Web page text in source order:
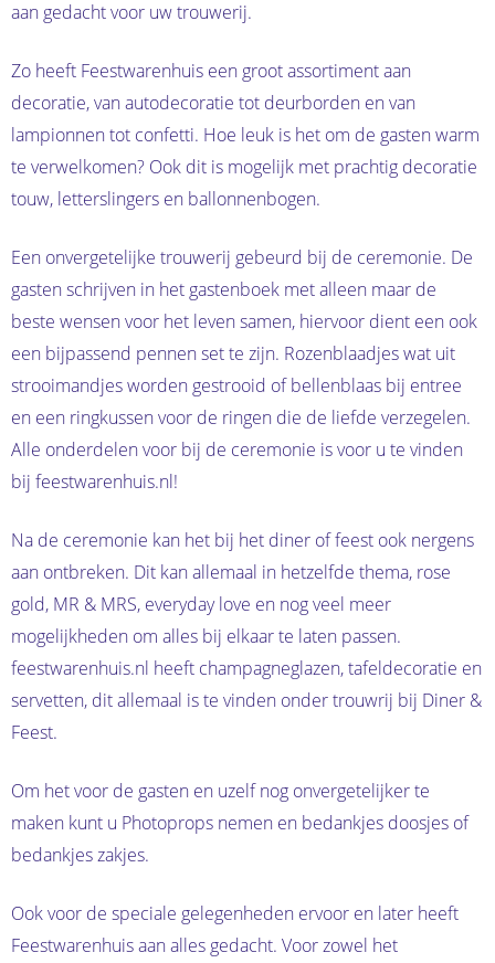
aan gedacht voor uw trouwerij.
Zo heeft Feestwarenhuis een groot assortiment aan
decoratie, van autodecoratie tot deurborden en van
lampionnen tot confetti. Hoe leuk is het om de gasten warm
te verwelkomen? Ook dit is mogelijk met prachtig decoratie
touw, letterslingers en ballonnenbogen.
Een onvergetelijke trouwerij gebeurd bij de ceremonie. De
gasten schrijven in het gastenboek met alleen maar de
beste wensen voor het leven samen, hiervoor dient een ook
een bijpassend pennen set te zijn. Rozenblaadjes wat uit
strooimandjes worden gestrooid of bellenblaas bij entree
en een ringkussen voor de ringen die de liefde verzegelen.
Alle onderdelen voor bij de ceremonie is voor u te vinden
bij feestwarenhuis.nl!
Na de ceremonie kan het bij het diner of feest ook nergens
aan ontbreken. Dit kan allemaal in hetzelfde thema, rose
gold, MR & MRS, everyday love en nog veel meer
mogelijkheden om alles bij elkaar te laten passen.
feestwarenhuis.nl heeft champagneglazen, tafeldecoratie en
servetten, dit allemaal is te vinden onder trouwrij bij Diner &
Feest.
Om het voor de gasten en uzelf nog onvergetelijker te
maken kunt u Photoprops nemen en bedankjes doosjes of
bedankjes zakjes.
Ook voor de speciale gelegenheden ervoor en later heeft
Feestwarenhuis aan alles gedacht. Voor zowel het